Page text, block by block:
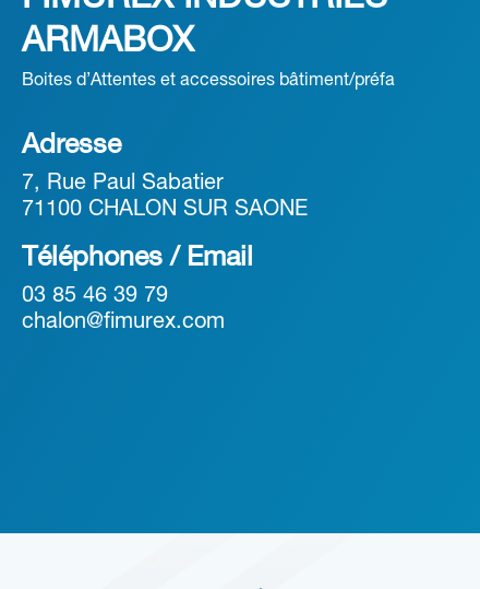
ARMABOX
Boites d’Attentes et accessoires bâtiment/préfa
Adresse
7, Rue Paul Sabatier
71100 CHALON SUR SAONE
Téléphones / Email
03 85 46 39 79
chalon@fimurex.com